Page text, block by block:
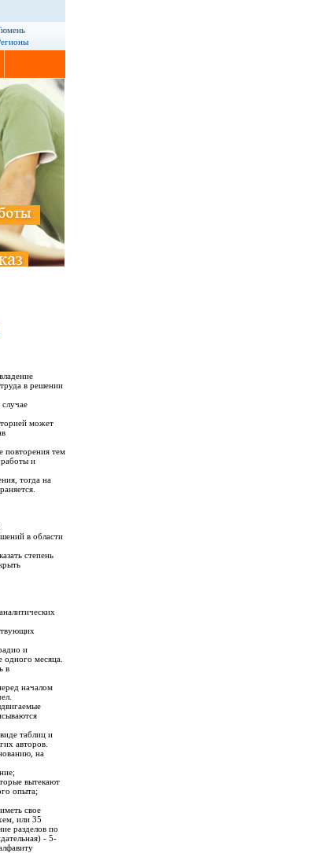
в решении
может
повторения тем
работы и
тогда на
в области
степень
и
одного месяца.
в
началом
таблиц и
авторов.
на
вытекают
опыта;
свое
или 35
разделов по
- 5-